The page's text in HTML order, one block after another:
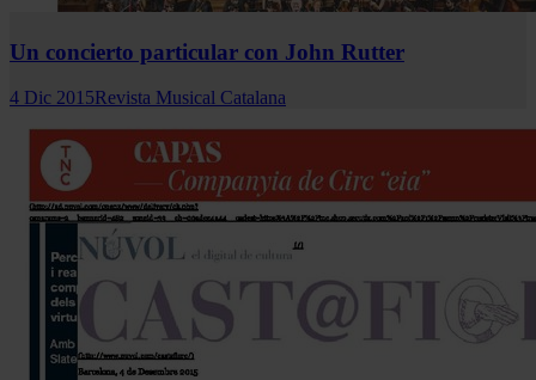
Un concierto particular con John Rutter
4 Dic 2015Revista Musical Catalana